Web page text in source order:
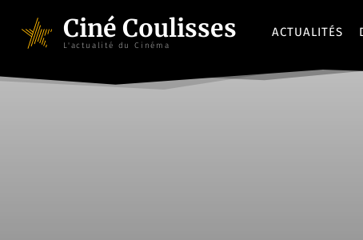
Ciné Coulisses
L'actualité du Cinéma
ACTUALITÉS